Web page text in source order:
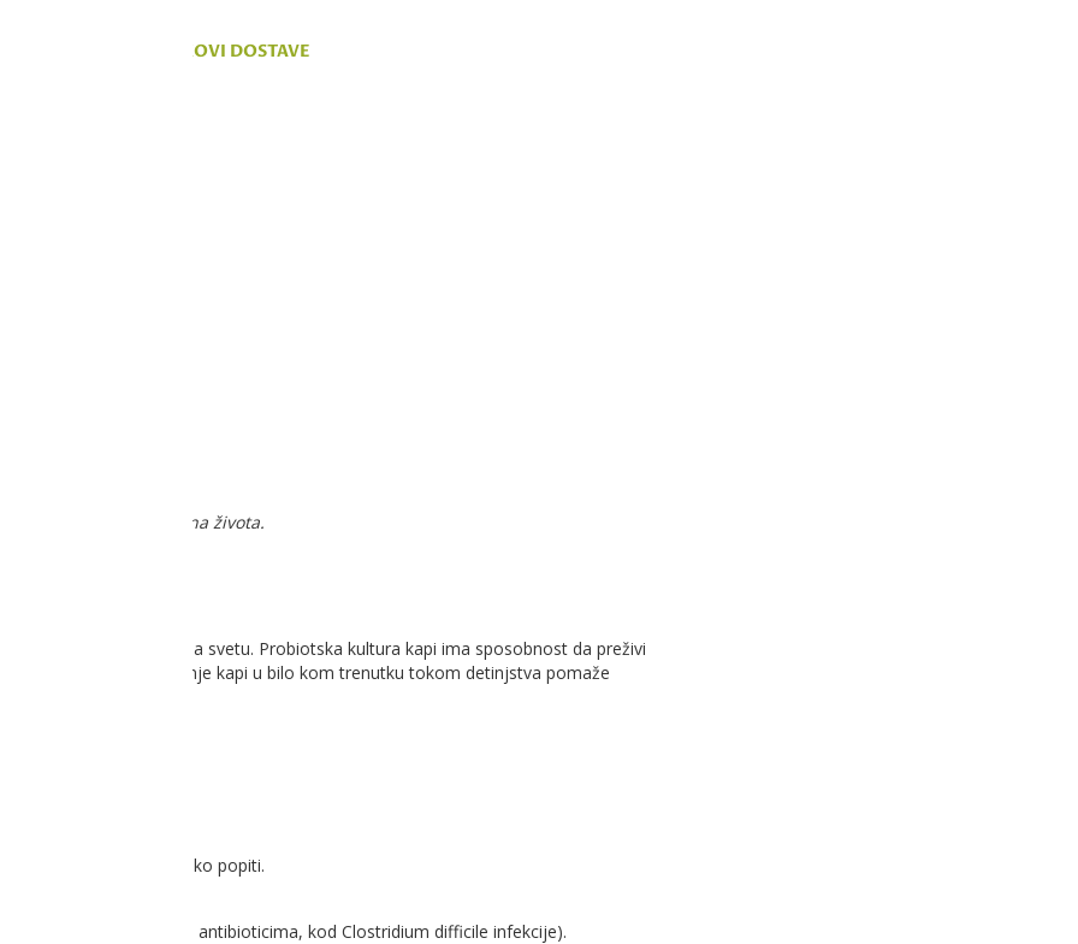
TROŠKOVI DOSTAVE
beba već od prvog dana života.
ispitan probiotik na svetu. Probiotska kultura kapi ima sposobnost da preživi
problemi. Uzimanje kapi u bilo kom trenutku tokom detinjstva pomaže
hranom ili napicima i tako popiti.
tokom terapije antibioticima, kod Clostridium difficile infekcije).